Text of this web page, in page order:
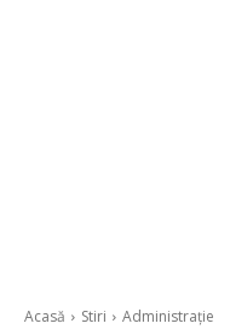
Acasă Stiri Administrație